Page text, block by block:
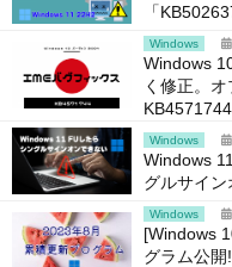
「
Windows
Windows
く修正。
KB4571744
Windows
Windows
グルサイ
Windows
[Windows
グラム公開